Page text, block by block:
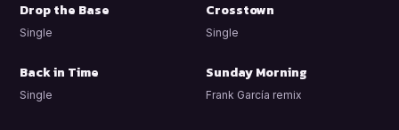
Drop the Base
Single
Crosstown
Single
Back in Time
Single
Sunday Morning
Frank García remix